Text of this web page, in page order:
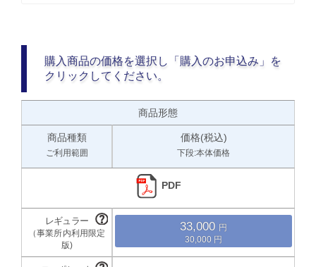
購入商品の価格を選択し「購入のお申込み」を
クリックしてください。
商品形態
商品種類
ご利用範囲
価格(税込)
下段:本体価格
PDF
33,000
30,000